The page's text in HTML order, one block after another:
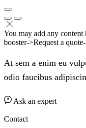
You may add any
booster->Request a
At sem a enim eu
odio faucibus
Ask an expert
Contact